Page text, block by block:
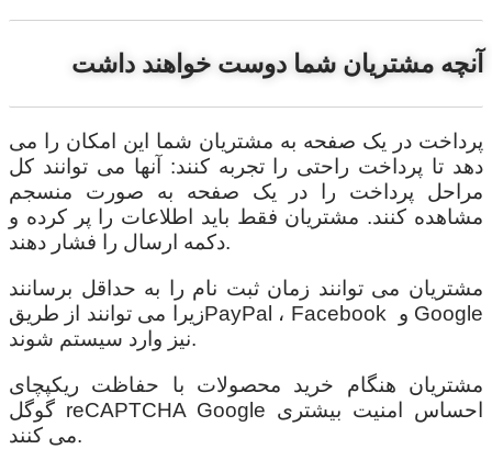
آنچه مشتریان شما دوست خواهند داشت
پرداخت در یک صفحه به مشتریان شما این امکان را می
دهد تا پرداخت راحتی را تجربه کنند: آنها می توانند کل
مراحل پرداخت را در یک صفحه به صورت منسجم
مشاهده کنند. مشتریان فقط باید اطلاعات را پر کرده و
دکمه ارسال را فشار دهند.
مشتریان می توانند زمان ثبت نام را به حداقل برسانند
زیرا می توانند از طریقPayPal ، Facebook و Google
نیز وارد سیستم شوند.
مشتریان هنگام خرید محصولات با حفاظت ریکپچای
گوگل reCAPTCHA Google احساس امنیت بیشتری
می کنند.